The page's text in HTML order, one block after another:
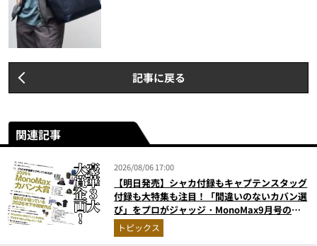
記事に戻る
関連記事
2026/08/06 17:00
【明日発売】シャカ付録もキャプテンスタッグ
付録も大特集も注目！「間違いのないカバン選
び」をプロがジャッジ・MonoMax9月号の目
次を公開
トピックス